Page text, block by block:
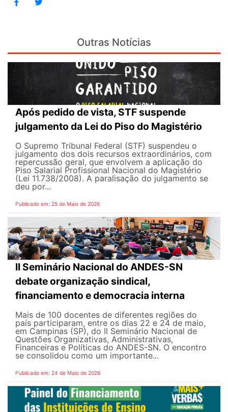
Outras Notícias
Após pedido de vista, STF suspende
julgamento da Lei do Piso do Magistério
O Supremo Tribunal Federal (STF) suspendeu o
julgamento dos dois recursos extraordinários, com
repercussão geral, que envolvem a aplicação do
Piso Salarial Profissional Nacional do Magistério
(Lei 11.738/2008). A paralisação do julgamento se
deu por...
Publicado em: 25 de Maio de 2026
II Seminário Nacional do ANDES-SN
debate organização sindical,
financiamento e democracia interna
Mais de 100 docentes de diferentes regiões do
país participaram, entre os dias 22 e 24 de maio,
em Campinas (SP), do II Seminário Nacional de
Questões Organizativas, Administrativas,
Financeiras e Políticas do ANDES-SN. O encontro
se consolidou como um importante...
Publicado em: 24 de Maio de 2026